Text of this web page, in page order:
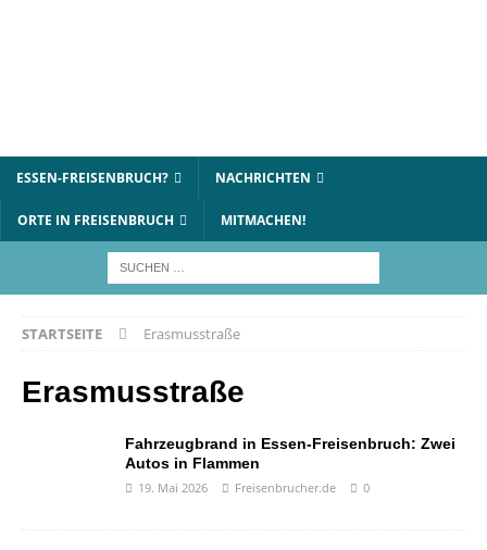
ESSEN-FREISENBRUCH? NACHRICHTEN
ORTE IN FREISENBRUCH MITMACHEN!
STARTSEITE Erasmusstraße
Erasmusstraße
Fahrzeugbrand in Essen-Freisenbruch: Zwei
Autos in Flammen
19. Mai 2026 Freisenbrucher.de 0